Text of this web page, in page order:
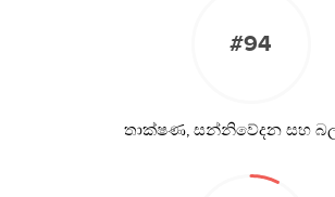
#94
තාක්ෂණ, සන්නිවේදන සහ